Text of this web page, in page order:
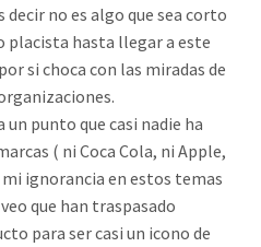
decir no es algo que sea corto
placista hasta llegar a este
si choca con las miradas de
un punto que casi nadie ha
( ni Coca Cola, ni Apple,
mi ignorancia en estos temas
que han traspasado
para ser casi un icono de